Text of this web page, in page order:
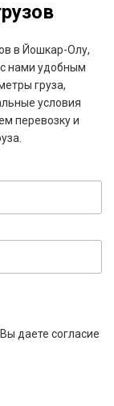
в Йошкар-Олу,
с нами удобным
груза,
условия
перевозку и
даете согласие